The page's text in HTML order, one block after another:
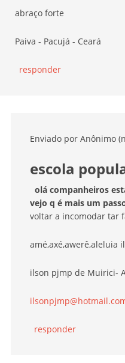
abraço forte
Paiva - Pacujá - Ceará
responder
Enviado por Anônimo
escola
olá companheiros
vejo q é mais um
voltar a incomodar tar
amé,axé,awerê,aleluia
ilson pjmp de Muirici-
responder